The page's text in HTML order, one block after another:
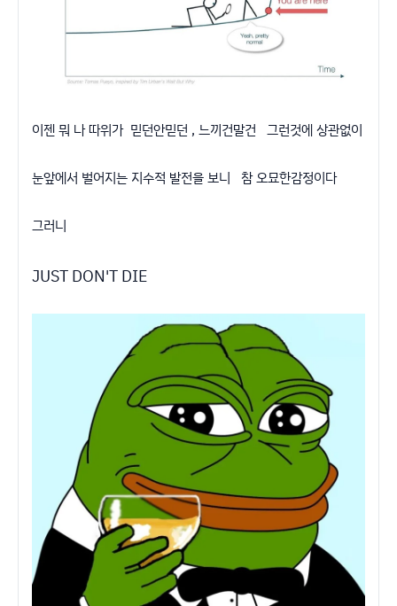
이젠 뭐 나 따위가 믿던안믿던 , 느끼건말건 그런것에 상관없이
눈앞에서 벌어지는 지수적 발전을 보니 참 오묘한감정이다
그러니
JUST DON'T DIE